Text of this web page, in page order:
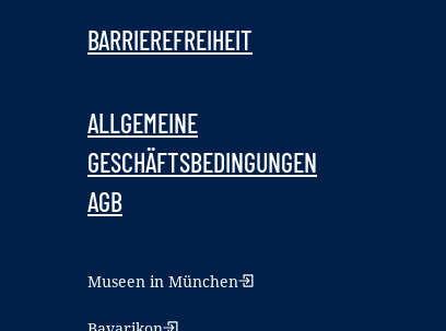
BARRIEREFREIHEIT
ALLGEMEINE
GESCHÄFTSBEDINGUNGEN
AGB
Museen in München